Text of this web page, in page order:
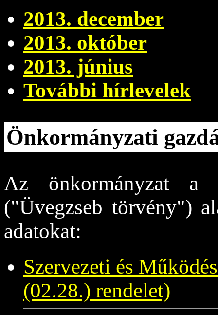
2013. december
2013. október
2013. június
További hírlevelek
Önkormányzati
Az önkormányzat
("Üvegzseb törvény")
adatokat:
Szervezeti és
(02.28.) rendelet)